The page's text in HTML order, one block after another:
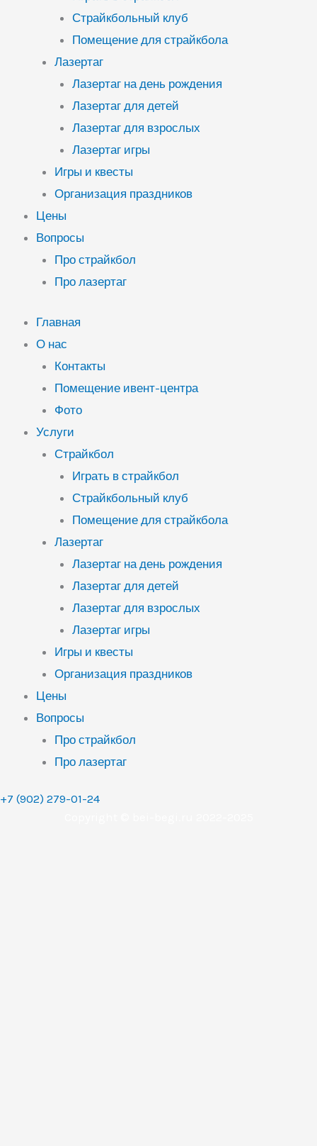
Страйкбольный клуб
Помещение для страйкбола
Лазертаг
Лазертаг на день рождения
Лазертаг для детей
Лазертаг для взрослых
Лазертаг игры
Игры и квесты
Организация праздников
Цены
Вопросы
Про страйкбол
Про лазертаг
Главная
О нас
Контакты
Помещение ивент-центра
Фото
Услуги
Страйкбол
Играть в страйкбол
Страйкбольный клуб
Помещение для страйкбола
Лазертаг
Лазертаг на день рождения
Лазертаг для детей
Лазертаг для взрослых
Лазертаг игры
Игры и квесты
Организация праздников
Цены
Вопросы
Про страйкбол
Про лазертаг
+7 (902) 279-01-24